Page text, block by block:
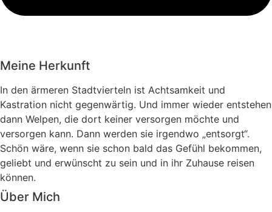
Meine Herkunft
In den ärmeren Stadtvierteln ist Achtsamkeit und
Kastration nicht gegenwärtig. Und immer wieder entstehen
dann Welpen, die dort keiner versorgen möchte und
versorgen kann. Dann werden sie irgendwo „entsorgt“.
Schön wäre, wenn sie schon bald das Gefühl bekommen,
geliebt und erwünscht zu sein und in ihr Zuhause reisen
können.
Über Mich